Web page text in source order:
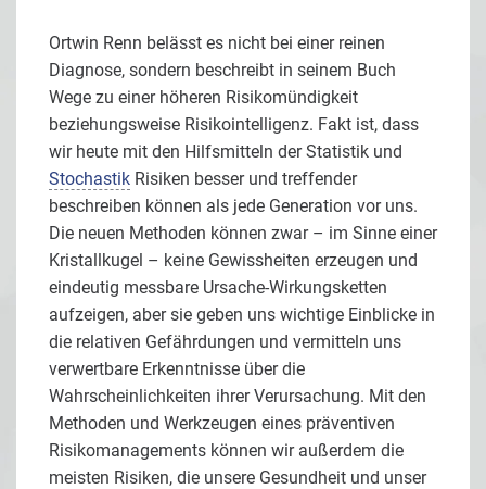
Ortwin Renn belässt es nicht bei einer reinen
Diagnose, sondern beschreibt in seinem Buch
Wege zu einer höheren Risikomündigkeit
beziehungsweise Risikointelligenz. Fakt ist, dass
wir heute mit den Hilfsmitteln der Statistik und
Stochastik Risiken besser und treffender
beschreiben können als jede Generation vor uns.
Die neuen Methoden können zwar – im Sinne einer
Kristallkugel – keine Gewissheiten erzeugen und
eindeutig messbare Ursache-Wirkungsketten
aufzeigen, aber sie geben uns wichtige Einblicke in
die relativen Gefährdungen und vermitteln uns
verwertbare Erkenntnisse über die
Wahrscheinlichkeiten ihrer Verursachung. Mit den
Methoden und Werkzeugen eines präventiven
Risikomanagements können wir außerdem die
meisten Risiken, die unsere Gesundheit und unser